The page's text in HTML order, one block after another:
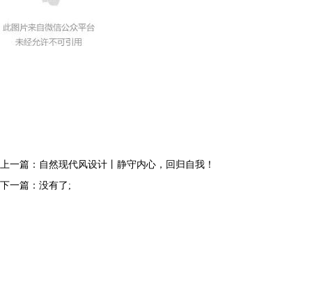
上一篇： 自然现代风设计丨静守内心，回归自我！
下一篇：没有了;